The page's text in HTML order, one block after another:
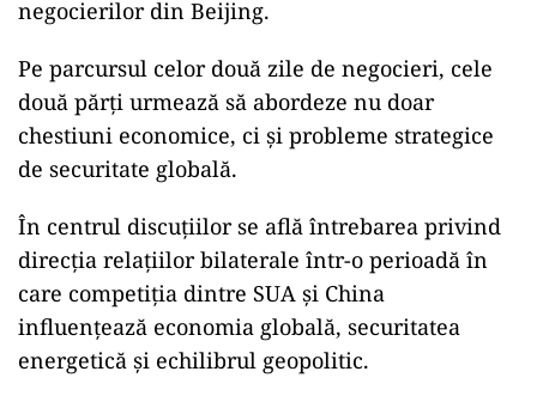
negocierilor din Beijing.
Pe parcursul celor două zile de negocieri, cele
două părți urmează să abordeze nu doar
chestiuni economice, ci și probleme strategice
de securitate globală.
În centrul discuțiilor se află întrebarea privind
direcția relațiilor bilaterale într-o perioadă în
care competiția dintre SUA și China
influențează economia globală, securitatea
energetică și echilibrul geopolitic.